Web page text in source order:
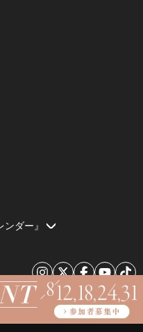
ダー』
by Tokyo Calendar, Inc.